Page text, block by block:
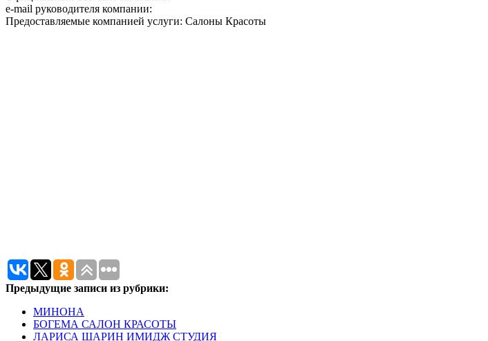
e-mail руководителя компании:
Предоставляемые компанией услуги: Салоны Красоты
Предыдущие записи из рубрики:
МИНОНА
БОГЕМА САЛОН КРАСОТЫ
ЛАРИСА ШАРИН ИМИДЖ СТУДИЯ